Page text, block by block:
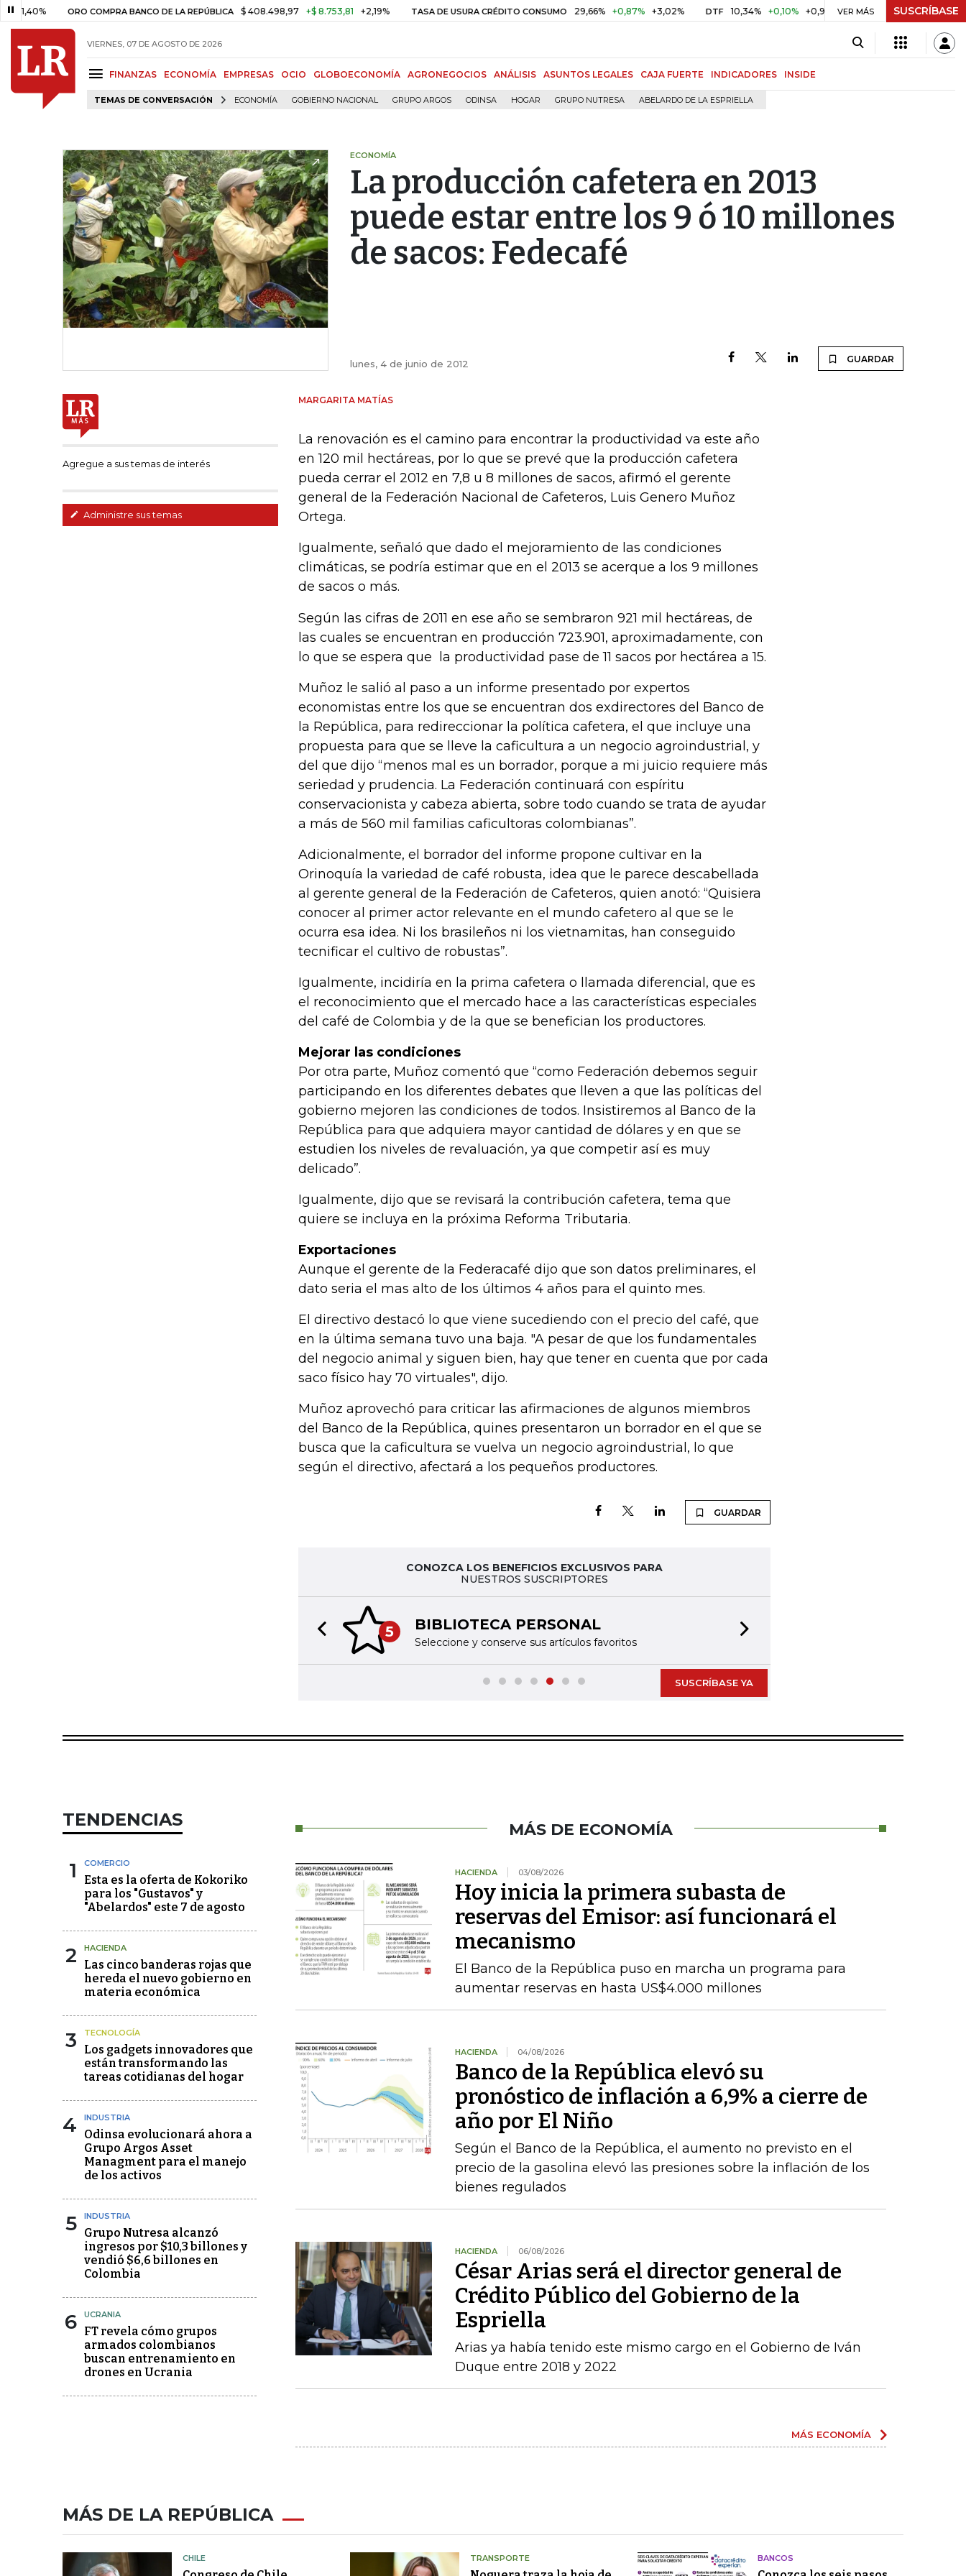
ORO COMPRA BANCO DE LA REPÚBLICA $ 408.498,97 +$ 8.753,81 +2,19% TASA DE USURA CRÉDITO CONSUMO 29,66% +0,87% +3,02% DTF 10,34% +0,10% +0,98% UVR $ 416,91 +$ 0,05 +0,01%
VER MÁS SUSCRÍBASE
VIERNES, 07 DE AGOSTO DE 2026
FINANZAS ECONOMÍA EMPRESAS OCIO GLOBOECONOMÍA AGRONEGOCIOS ANÁLISIS ASUNTOS LEGALES CAJA FUERTE INDICADORES INSIDE
TEMAS DE CONVERSACIÓN ECONOMÍA GOBIERNO NACIONAL GRUPO ARGOS ODINSA HOGAR GRUPO NUTRESA ABELARDO DE LA ESPRIELLA
ECONOMÍA
La producción cafetera en 2013
puede estar entre los 9 ó 10 millones
de sacos: Fedecafé
lunes, 4 de junio de 2012 GUARDAR
Agregue a sus temas de interés
Administre sus temas
MARGARITA MATÍAS
La renovación es el camino para encontrar la productividad va este año
en 120 mil hectáreas, por lo que se prevé que la producción cafetera
pueda cerrar el 2012 en 7,8 u 8 millones de sacos, afirmó el gerente
general de la Federación Nacional de Cafeteros, Luis Genero Muñoz
Ortega.
Igualmente, señaló que dado el mejoramiento de las condiciones
climáticas, se podría estimar que en el 2013 se acerque a los 9 millones
de sacos o más.
Según las cifras de 2011 en ese año se sembraron 921 mil hectáreas, de
las cuales se encuentran en producción 723.901, aproximadamente, con
lo que se espera que la productividad pase de 11 sacos por hectárea a 15.
Muñoz le salió al paso a un informe presentado por expertos
economistas entre los que se encuentran dos exdirectores del Banco de
la República, para redireccionar la política cafetera, el que incluye una
propuesta para que se lleve la caficultura a un negocio agroindustrial, y
del que dijo “menos mal es un borrador, porque a mi juicio requiere más
seriedad y prudencia. La Federación continuará con espíritu
conservacionista y cabeza abierta, sobre todo cuando se trata de ayudar
a más de 560 mil familias caficultoras colombianas”.
Adicionalmente, el borrador del informe propone cultivar en la
Orinoquía la variedad de café robusta, idea que le parece descabellada
al gerente general de la Federación de Cafeteros, quien anotó: “Quisiera
conocer al primer actor relevante en el mundo cafetero al que se le
ocurra esa idea. Ni los brasileños ni los vietnamitas, han conseguido
tecnificar el cultivo de robustas”.
Igualmente, incidiría en la prima cafetera o llamada diferencial, que es
el reconocimiento que el mercado hace a las características especiales
del café de Colombia y de la que se benefician los productores.
Mejorar las condiciones
Por otra parte, Muñoz comentó que “como Federación debemos seguir
participando en los diferentes debates que lleven a que las políticas del
gobierno mejoren las condiciones de todos. Insistiremos al Banco de la
República para que adquiera mayor cantidad de dólares y en que se
estudien los niveles de revaluación, ya que competir así es muy
delicado”.
Igualmente, dijo que se revisará la contribución cafetera, tema que
quiere se incluya en la próxima Reforma Tributaria.
Exportaciones
Aunque el gerente de la Federacafé dijo que son datos preliminares, el
dato seria el mas alto de los últimos 4 años para el quinto mes.
El directivo destacó lo que viene sucediendo con el precio del café, que
en la última semana tuvo una baja. "A pesar de que los fundamentales
del negocio animal y siguen bien, hay que tener en cuenta que por cada
saco físico hay 70 virtuales", dijo.
Muñoz aprovechó para criticar las afirmaciones de algunos miembros
del Banco de la República, quines presentaron un borrador en el que se
busca que la caficultura se vuelva un negocio agroindustrial, lo que
según el directivo, afectará a los pequeños productores.
GUARDAR
CONOZCA LOS BENEFICIOS EXCLUSIVOS PARA
NUESTROS SUSCRIPTORES
5 BIBLIOTECA PERSONAL
Seleccione y conserve sus artículos favoritos
Previous slide
SUSCRÍBASE YA
TENDENCIAS
1 COMERCIO
Esta es la oferta de Kokoriko
para los "Gustavos" y
"Abelardos" este 7 de agosto
2 HACIENDA
Las cinco banderas rojas que
hereda el nuevo gobierno en
materia económica
3 TECNOLOGÍA
Los gadgets innovadores que
están transformando las
tareas cotidianas del hogar
4 INDUSTRIA
Odinsa evolucionará ahora a
Grupo Argos Asset
Managment para el manejo
de los activos
5 INDUSTRIA
Grupo Nutresa alcanzó
ingresos por $10,3 billones y
vendió $6,6 billones en
Colombia
6 UCRANIA
FT revela cómo grupos
armados colombianos
buscan entrenamiento en
drones en Ucrania
MÁS DE ECONOMÍA
HACIENDA 03/08/2026
Hoy inicia la primera subasta de
reservas del Emisor: así funcionará el
mecanismo
El Banco de la República puso en marcha un programa para
aumentar reservas en hasta US$4.000 millones
HACIENDA 04/08/2026
Banco de la República elevó su
pronóstico de inflación a 6,9% a cierre de
año por El Niño
Según el Banco de la República, el aumento no previsto en el
precio de la gasolina elevó las presiones sobre la inflación de los
bienes regulados
HACIENDA 06/08/2026
César Arias será el director general de
Crédito Público del Gobierno de la
Espriella
Arias ya había tenido este mismo cargo en el Gobierno de Iván
Duque entre 2018 y 2022
MÁS ECONOMÍA
MÁS DE LA REPÚBLICA
CHILE TRANSPORTE BANCOS